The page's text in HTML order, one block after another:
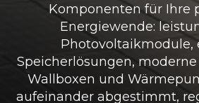
Komponenten für Ihre
Energiewende:
Photovoltaikmodule,
Speicherlösungen,
Wallboxen und
aufeinander abgestimmt,